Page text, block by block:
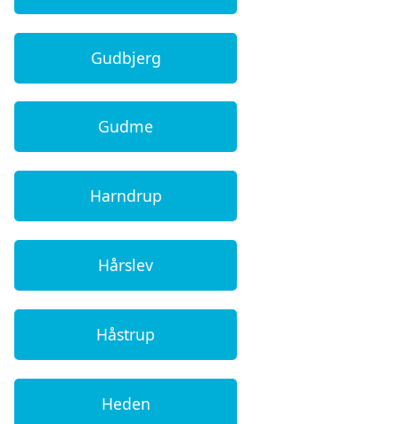
Gudbjerg
Gudme
Harndrup
Hårslev
Håstrup
Heden